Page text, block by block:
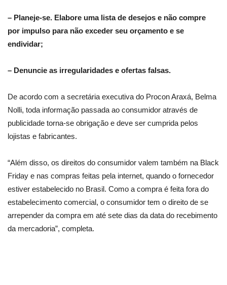
– Planeje-se. Elabore uma lista de desejos e não compre
por impulso para não exceder seu orçamento e se
endividar;
– Denuncie as irregularidades e ofertas falsas.
De acordo com a secretária executiva do Procon Araxá, Belma
Nolli, toda informação passada ao consumidor através de
publicidade torna-se obrigação e deve ser cumprida pelos
lojistas e fabricantes.
“Além disso, os direitos do consumidor valem também na Black
Friday e nas compras feitas pela internet, quando o fornecedor
estiver estabelecido no Brasil. Como a compra é feita fora do
estabelecimento comercial, o consumidor tem o direito de se
arrepender da compra em até sete dias da data do recebimento
da mercadoria”, completa.